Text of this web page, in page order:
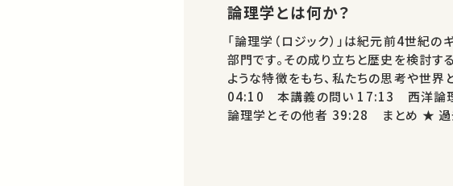
論理学とは何か？
「論理学（ロジック）」は紀元前4世紀
部門です。その成り立ちと歴史を検討す
ような特徴をもち、私たちの思考や世界
04:10 本講義の問い 17:13 西洋論
論理学とその他者 39:28 まとめ ★ 過去の公開講座 ★あなたのシ